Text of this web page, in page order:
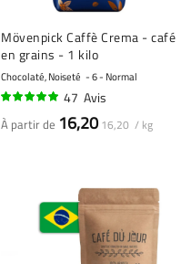
Mövenpick Caffè Crema - café
en grains - 1 kilo
Chocolaté, Noiseté 6 - Normal
47 Avis
À partir de 16,20 16,20 / kg